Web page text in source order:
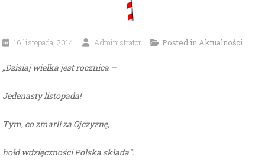
16 listopada, 2014 Administrator Posted inAktualności
„Dzisiaj wielka jest rocznica –
Jedenasty listopada!
Tym, co zmarli za Ojczyznę,
hołd wdzięczności Polska składa”.